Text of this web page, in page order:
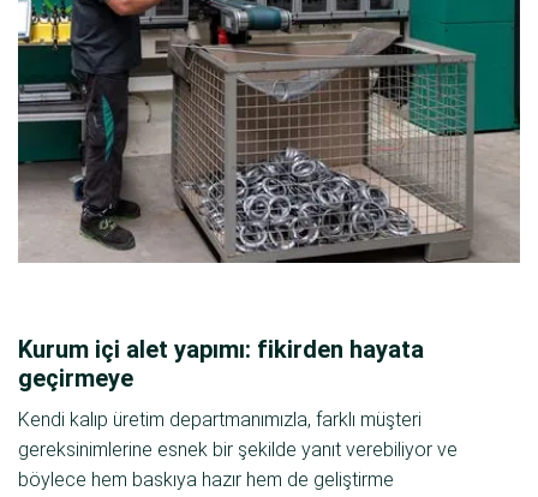
Kurum içi alet yapımı: fikirden hayata
geçirmeye
Kendi kalıp üretim departmanımızla, farklı müşteri
gereksinimlerine esnek bir şekilde yanıt verebiliyor ve
böylece hem baskıya hazır hem de geliştirme